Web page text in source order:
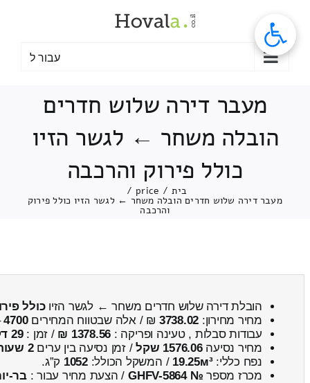
עבור ל
מעבר דירה שלוש חדרים
הובלה משחר ← לגשר הזיו
כולל פירוק והרכבה
בית /
price
/
מעבר דירה שלוש חדרים הובלה משחר ← לגשר הזיו כולל פירוק
והרכבה
הובלת דירה שלוש חדרים משחר ← לגשר הזיוכולל
מחיר מחירון: 3738.02 ₪ / אלה שבטווח המחירים4700
עבודות סבלות , טעינה ופריקה : 1378.56 ₪ / זמן :29 דקות 18 שניות
מחיר נסיעה1576.06 שקל / זמן נסיעה בין ערים2 שעות , 26 דקות
נפח כללי:19.25м³ / המשקל הכולל:1052 ק”ג.
מכרז מספר № GHFV-5864 / הצעת מחיר עבור :בר-